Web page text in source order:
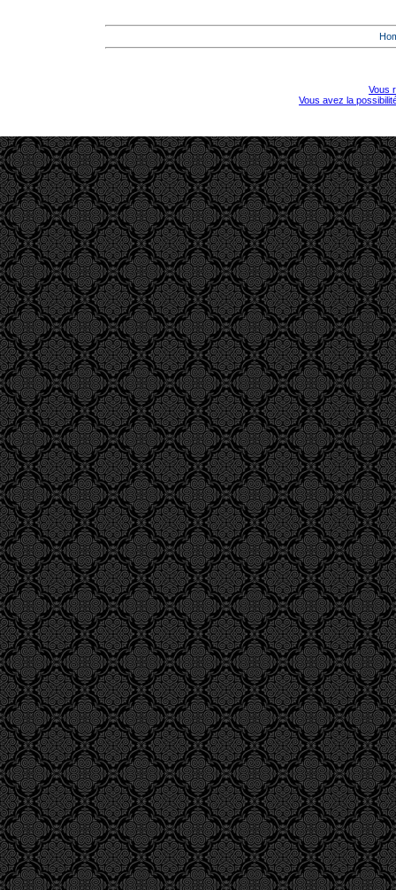
Vous
Vous avez la